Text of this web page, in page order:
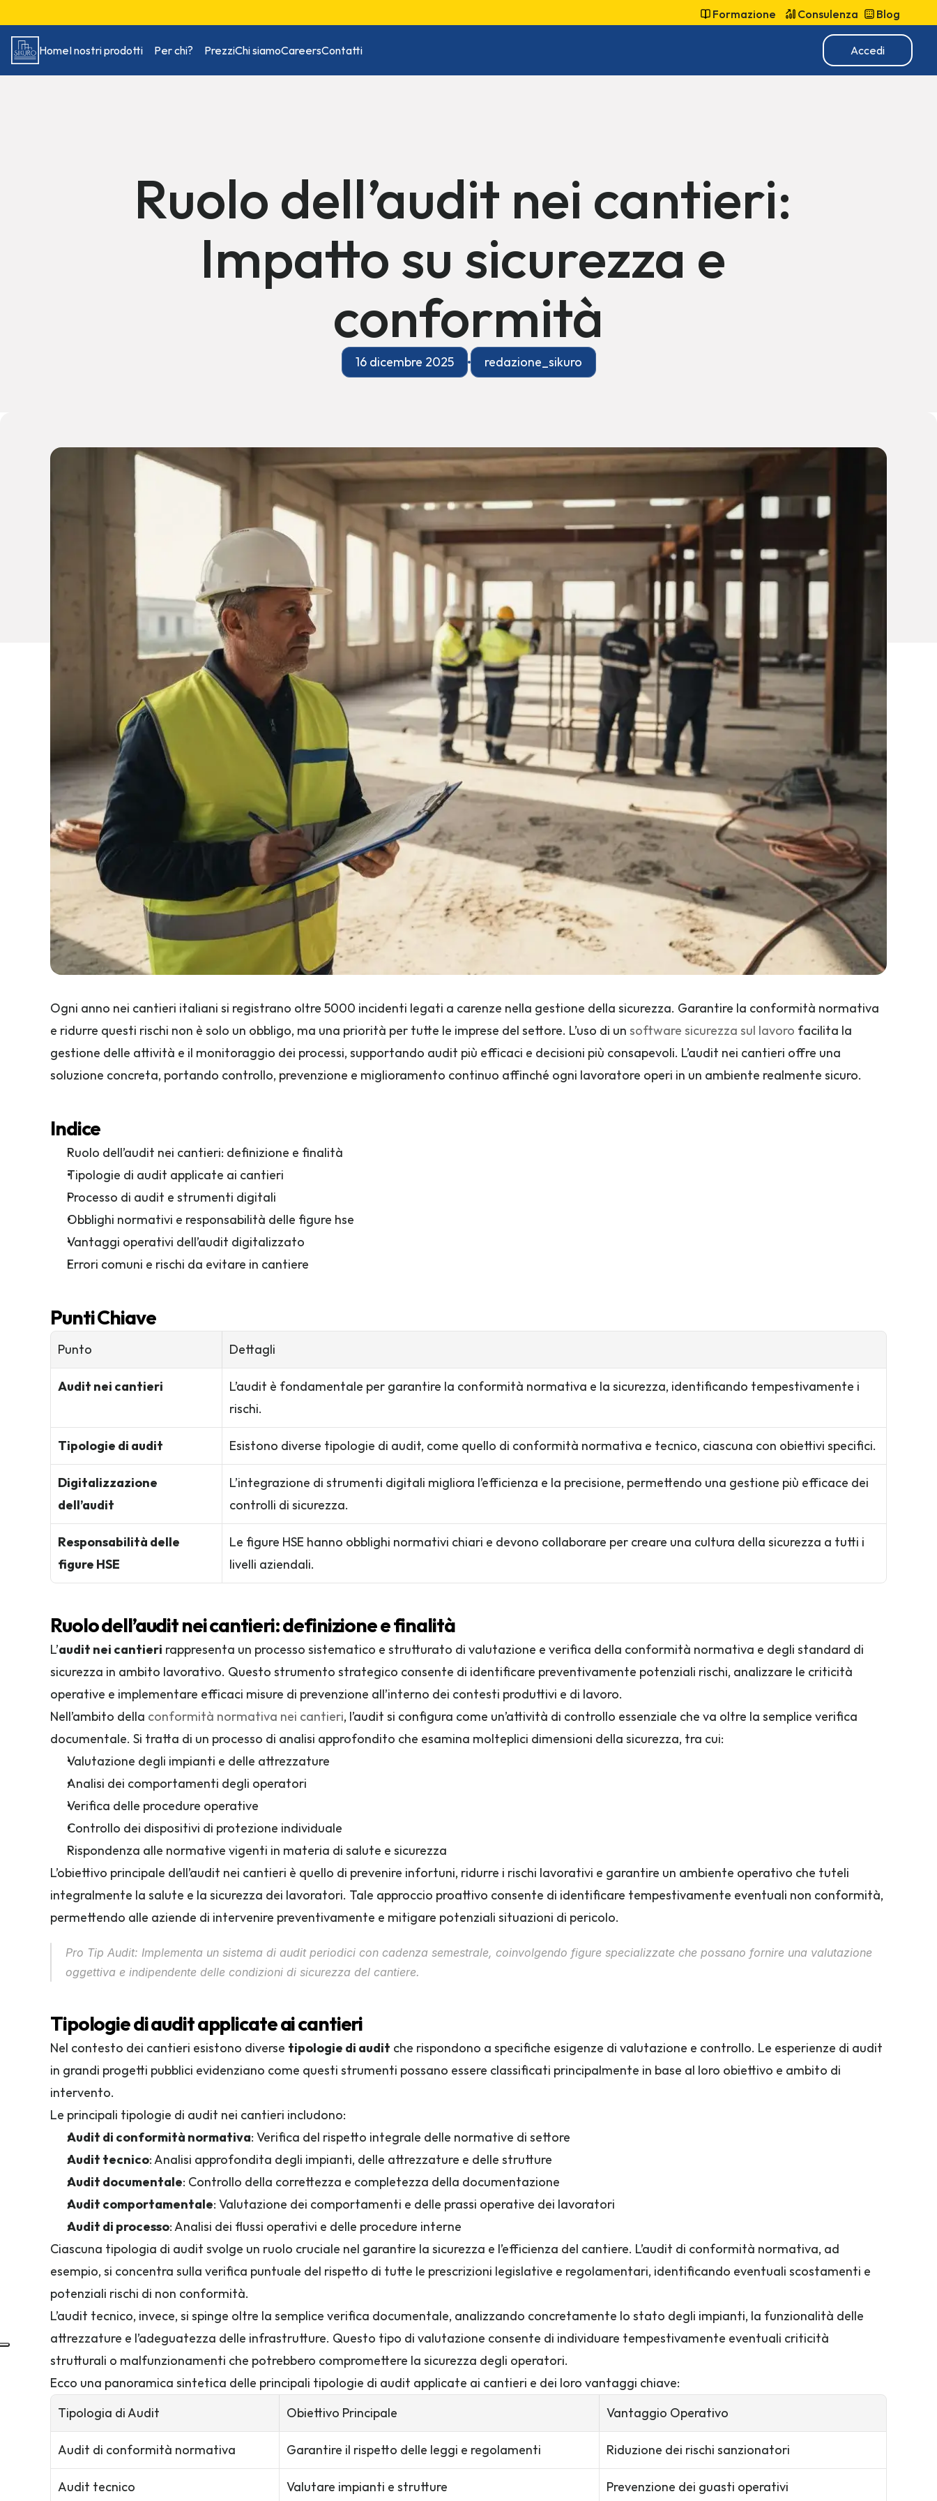
Formazione Consulenza Blog
HomeI nostri prodotti Per chi? PrezziChi siamoCareersContatti Accedi
Ruolo dell’audit nei cantieri:
Impatto su sicurezza e
conformità
16 dicembre 2025 redazione_sikuro
Ogni anno nei cantieri italiani si registrano oltre 5000 incidenti legati a carenze nella gestione della sicurezza. Garantire la conformità normativa
e ridurre questi rischi non è solo un obbligo, ma una priorità per tutte le imprese del settore. L’uso di un software sicurezza sul lavoro facilita la
gestione delle attività e il monitoraggio dei processi, supportando audit più efficaci e decisioni più consapevoli. L’audit nei cantieri offre una
soluzione concreta, portando controllo, prevenzione e miglioramento continuo affinché ogni lavoratore operi in un ambiente realmente sicuro.
Indice
Ruolo dell’audit nei cantieri: definizione e finalità
Tipologie di audit applicate ai cantieri
Processo di audit e strumenti digitali
Obblighi normativi e responsabilità delle figure hse
Vantaggi operativi dell’audit digitalizzato
Errori comuni e rischi da evitare in cantiere
Punti Chiave
Punto Dettagli
Audit nei cantieri
L’audit è fondamentale per garantire la conformità normativa e la sicurezza, identificando tempestivamente i
rischi.
Tipologie di audit Esistono diverse tipologie di audit, come quello di conformità normativa e tecnico, ciascuna con obiettivi specifici.
Digitalizzazione
dell’audit
L’integrazione di strumenti digitali migliora l’efficienza e la precisione, permettendo una gestione più efficace dei
controlli di sicurezza.
Responsabilità delle
figure HSE
Le figure HSE hanno obblighi normativi chiari e devono collaborare per creare una cultura della sicurezza a tutti i
livelli aziendali.
Ruolo dell’audit nei cantieri: definizione e finalità
L’audit nei cantieri rappresenta un processo sistematico e strutturato di valutazione e verifica della conformità normativa e degli standard di
sicurezza in ambito lavorativo. Questo strumento strategico consente di identificare preventivamente potenziali rischi, analizzare le criticità
operative e implementare efficaci misure di prevenzione all’interno dei contesti produttivi e di lavoro.
Nell’ambito della conformità normativa nei cantieri, l’audit si configura come un’attività di controllo essenziale che va oltre la semplice verifica
documentale. Si tratta di un processo di analisi approfondito che esamina molteplici dimensioni della sicurezza, tra cui:
Valutazione degli impianti e delle attrezzature
Analisi dei comportamenti degli operatori
Verifica delle procedure operative
Controllo dei dispositivi di protezione individuale
Rispondenza alle normative vigenti in materia di salute e sicurezza
L’obiettivo principale dell’audit nei cantieri è quello di prevenire infortuni, ridurre i rischi lavorativi e garantire un ambiente operativo che tuteli
integralmente la salute e la sicurezza dei lavoratori. Tale approccio proattivo consente di identificare tempestivamente eventuali non conformità,
permettendo alle aziende di intervenire preventivamente e mitigare potenziali situazioni di pericolo.
Pro Tip Audit: Implementa un sistema di audit periodici con cadenza semestrale, coinvolgendo figure specializzate che possano fornire una valutazione
oggettiva e indipendente delle condizioni di sicurezza del cantiere.
Tipologie di audit applicate ai cantieri
Nel contesto dei cantieri esistono diverse tipologie di audit che rispondono a specifiche esigenze di valutazione e controllo. Le esperienze di audit
in grandi progetti pubblici evidenziano come questi strumenti possano essere classificati principalmente in base al loro obiettivo e ambito di
intervento.
Le principali tipologie di audit nei cantieri includono:
Audit di conformità normativa: Verifica del rispetto integrale delle normative di settore
Audit tecnico: Analisi approfondita degli impianti, delle attrezzature e delle strutture
Audit documentale: Controllo della correttezza e completezza della documentazione
Audit comportamentale: Valutazione dei comportamenti e delle prassi operative dei lavoratori
Audit di processo: Analisi dei flussi operativi e delle procedure interne
Ciascuna tipologia di audit svolge un ruolo cruciale nel garantire la sicurezza e l’efficienza del cantiere. L’audit di conformità normativa, ad
esempio, si concentra sulla verifica puntuale del rispetto di tutte le prescrizioni legislative e regolamentari, identificando eventuali scostamenti e
potenziali rischi di non conformità.
L’audit tecnico, invece, si spinge oltre la semplice verifica documentale, analizzando concretamente lo stato degli impianti, la funzionalità delle
attrezzature e l’adeguatezza delle infrastrutture. Questo tipo di valutazione consente di individuare tempestivamente eventuali criticità
strutturali o malfunzionamenti che potrebbero compromettere la sicurezza degli operatori.
Ecco una panoramica sintetica delle principali tipologie di audit applicate ai cantieri e dei loro vantaggi chiave:
Tipologia di Audit
Obiettivo Principale Vantaggio Operativo
Audit di conformità normativa Garantire il rispetto delle leggi e regolamenti Riduzione dei rischi sanzionatori
Audit tecnico Valutare impianti e strutture Prevenzione dei guasti operativi